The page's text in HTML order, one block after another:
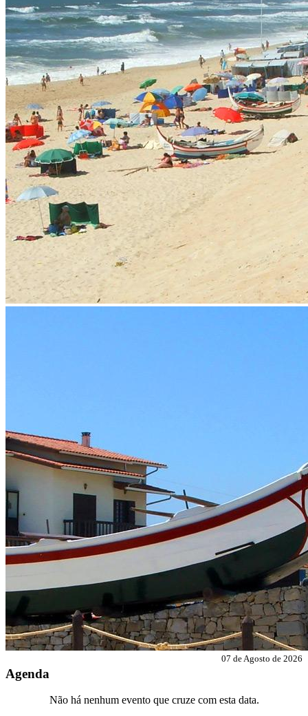
Agenda
07 de Agosto de 2026
Não há nenhum evento que cruze com esta data.